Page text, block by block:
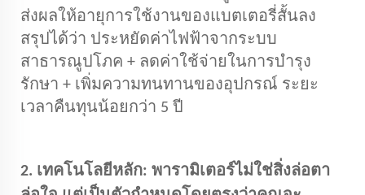
ส่งผลให้อายุการใช้งานของแบตเตอรี่สั้นลง
สรุปได้ว่า ประหยัดค่าไฟฟ้าจากระบบ
สาธารณูปโภค + ลดค่าใช้จ่ายในการบำรุง
รักษา + เพิ่มความทนทานของอุปกรณ์ ระยะ
เวลาคืนทุนน้อยกว่า 5 ปี
2. เทคโนโลยีหลัก: พารามิเตอร์ไม่ใช่สิ่งล่อตา